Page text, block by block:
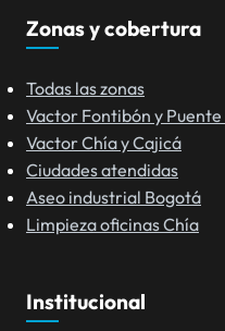
Zonas y cobertura
Todas las zonas
Vactor Fontibón y
Vactor Chía y Cajicá
Ciudades atendidas
Aseo industrial Bogotá
Limpieza oficinas Chía
Institucional